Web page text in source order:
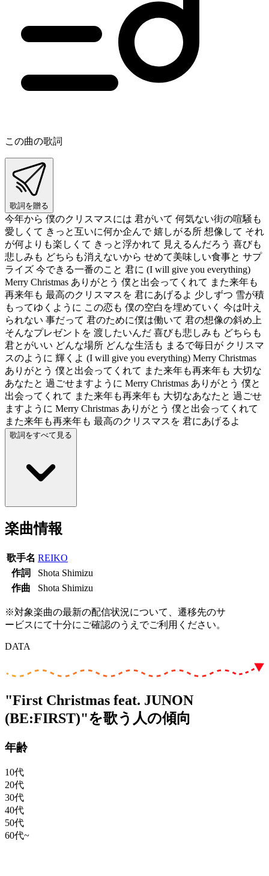
この曲の歌詞
歌詞を贈る
今年から 僕のクリスマスには 君がいて 何気ない街の喧騒も
愛しくて きっと互いに何か企んで 嬉しがる所 想像して それ
が何よりも楽しくて きっと浮かれて 見えるんだろう 喜びも
悲しみも どちらも消えないから せめて美味しい食事と サプ
ライズ 今できる一番のこと 君に (I will give you everything)
Merry Christmas ありがとう 僕と出会ってくれて また来年も
再来年も 最高のクリスマスを 君にあげるよ 少しずつ 雪が積
もってゆくように この恋も 僕の空白を埋めていく 今は叶え
られない 事だって 君のために僕は働いて 君の想像の斜め上
そんなプレゼントを 渡したいんだ 喜びも悲しみも どちらも
君とがいい どんな場所 どんな生活も まるで毎日が クリスマ
スのように 輝くよ (I will give you everything) Merry Christmas
ありがとう 僕と出会ってくれて また来年も再来年も 大切な
あなたと 過ごせますように Merry Christmas ありがとう 僕と
出会ってくれて また来年も再来年も 大切なあなたと 過ごせ
ますように Merry Christmas ありがとう 僕と出会ってくれて
また来年も再来年も 最高のクリスマスを 君にあげるよ
歌詞をすべて見る
楽曲情報
歌手名 REIKO
作詞
Shota Shimizu
作曲
Shota Shimizu
※対象楽曲の最新の配信状況について、遷移先のサ
ービスにて十分にご確認のうえでご利用ください。
DATA
"First Christmas feat. JUNON
(BE:FIRST)"を歌う人の傾向
年齢
10代
20代
30代
40代
50代
60代~